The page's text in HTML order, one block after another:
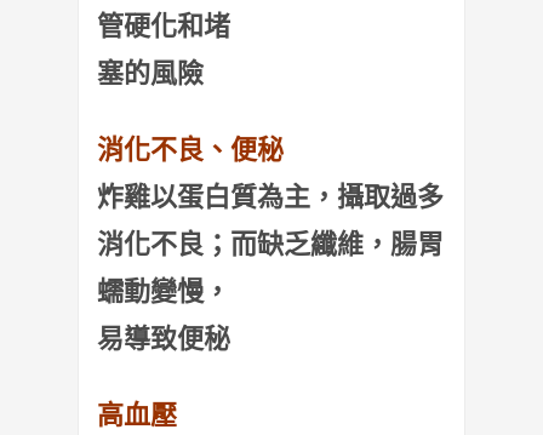
管硬化和堵
塞的風險
消化不良、便秘
炸雞以蛋白質為主，攝取過多
消化不良；而缺乏纖維，腸胃
蠕動變慢，
易導致便秘
高血壓